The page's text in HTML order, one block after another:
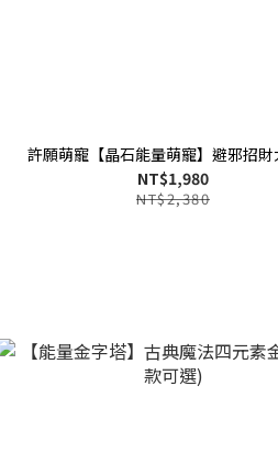
許願萌寵【晶石能量萌寵】避邪招財
NT$1,980
NT$2,380